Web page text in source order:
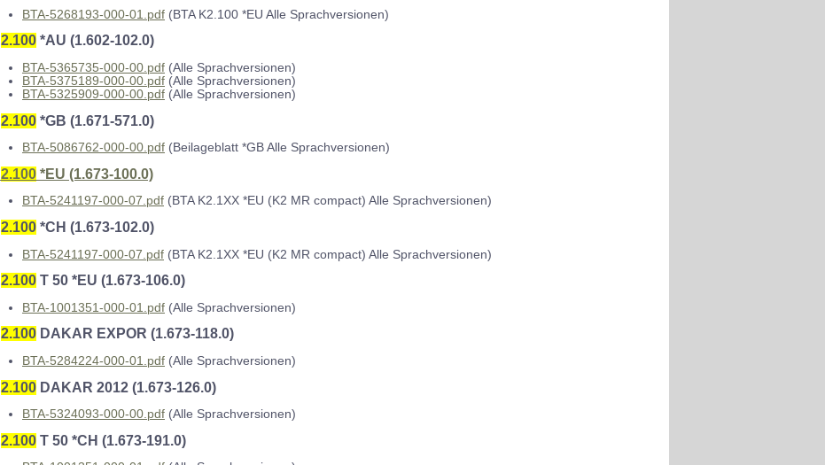
BTA-5268193-000-01.pdf (BTA K2.100 *EU Alle Sprachversionen)
2.100 *AU (1.602-102.0)
BTA-5365735-000-00.pdf (Alle Sprachversionen)
BTA-5375189-000-00.pdf (Alle Sprachversionen)
BTA-5325909-000-00.pdf (Alle Sprachversionen)
2.100 *GB (1.671-571.0)
BTA-5086762-000-00.pdf (Beilageblatt *GB Alle Sprachversionen)
2.100 *EU (1.673-100.0)
BTA-5241197-000-07.pdf (BTA K2.1XX *EU (K2 MR compact) Alle Sprachversionen)
2.100 *CH (1.673-102.0)
BTA-5241197-000-07.pdf (BTA K2.1XX *EU (K2 MR compact) Alle Sprachversionen)
2.100 T 50 *EU (1.673-106.0)
BTA-1001351-000-01.pdf (Alle Sprachversionen)
2.100 DAKAR EXPOR (1.673-118.0)
BTA-5284224-000-01.pdf (Alle Sprachversionen)
2.100 DAKAR 2012 (1.673-126.0)
BTA-5324093-000-00.pdf (Alle Sprachversionen)
2.100 T 50 *CH (1.673-191.0)